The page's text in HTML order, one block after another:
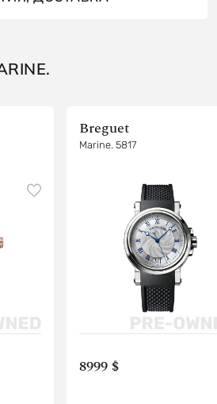
Breguet
Marine. 5817
8999 $